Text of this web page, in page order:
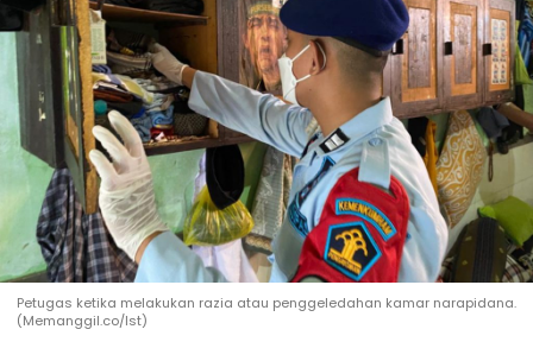
Petugas ketika melakukan razia atau penggeledahan kamar narapidana.
(Memanggil.co/Ist)